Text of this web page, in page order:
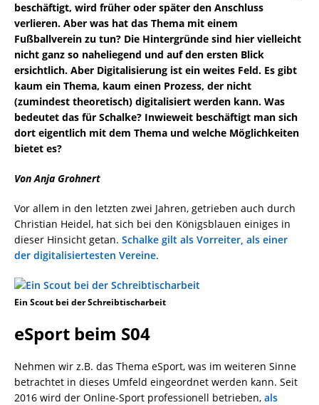
beschäftigt, wird früher oder später den Anschluss
verlieren. Aber was hat das Thema mit einem
Fußballverein zu tun? Die Hintergründe sind hier vielleicht
nicht ganz so naheliegend und auf den ersten Blick
ersichtlich. Aber Digitalisierung ist ein weites Feld. Es gibt
kaum ein Thema, kaum einen Prozess, der nicht
(zumindest theoretisch) digitalisiert werden kann. Was
bedeutet das für Schalke? Inwieweit beschäftigt man sich
dort eigentlich mit dem Thema und welche Möglichkeiten
bietet es?
Von Anja Grohnert
Vor allem in den letzten zwei Jahren, getrieben auch durch
Christian Heidel, hat sich bei den Königsblauen einiges in
dieser Hinsicht getan. Schalke gilt als Vorreiter, als einer
der digitalisiertesten Vereine.
Ein Scout bei der Schreibtischarbeit
eSport beim S04
Nehmen wir z.B. das Thema eSport, was im weiteren Sinne
betrachtet in dieses Umfeld eingeordnet werden kann. Seit
2016 wird der Online-Sport professionell betrieben, als